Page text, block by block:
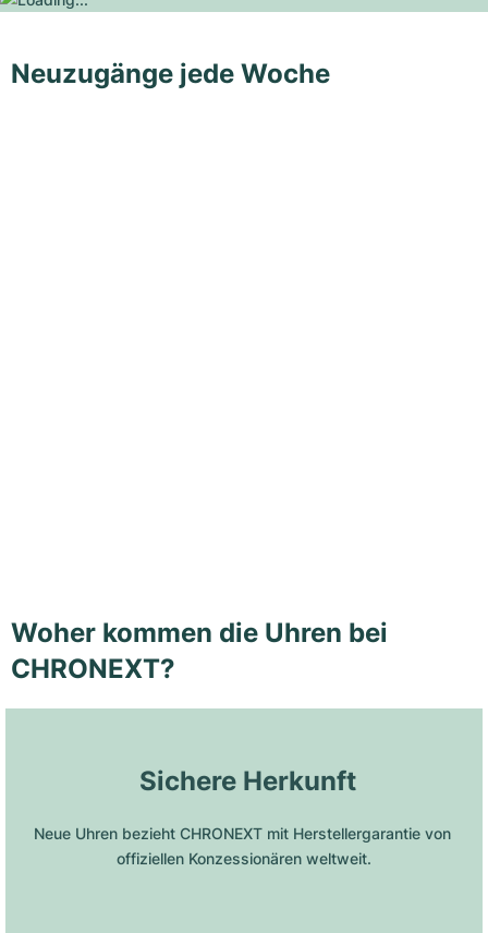
Neuzugänge jede Woche
Woher kommen die Uhren bei
CHRONEXT?
Sichere Herkunft
Neue Uhren bezieht CHRONEXT mit Herstellergarantie von
offiziellen Konzessionären weltweit.